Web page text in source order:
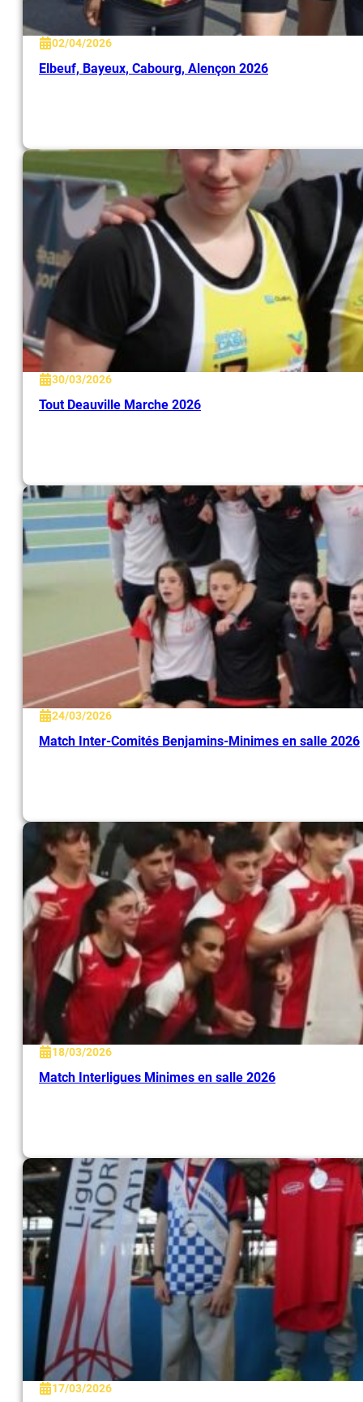
02/04/2026
Elbeuf, Bayeux, Cabourg, Alençon 2026
30/03/2026
Tout Deauville Marche 2026
24/03/2026
Match Inter-Comités Benjamins-Minimes en salle 2026
18/03/2026
Match Interligues Minimes en salle 2026
17/03/2026